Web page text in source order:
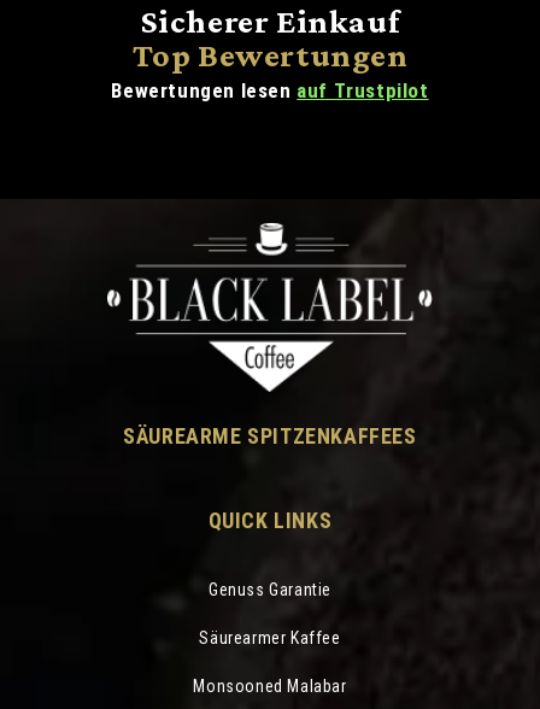
Sicherer Einkauf
Top Bewertungen
Bewertungen lesen auf Trustpilot
SÄUREARME SPITZENKAFFEES
QUICK LINKS
Genuss Garantie
Säurearmer Kaffee
Monsooned Malabar